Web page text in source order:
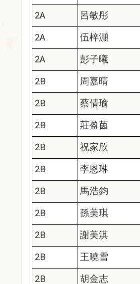
2A
呂敏彤
2A
伍梓灝
2A
彭子曦
2B
周嘉晴
2B
蔡倩瑜
2B
莊盈茵
2B
祝家欣
2B
李恩琳
2B
馬浩鈞
2B
孫美琪
2B
謝美淇
2B
王曉雪
2B
胡金志